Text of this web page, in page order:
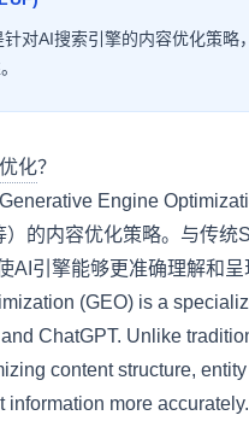
对AI搜索引擎的内容优化策
化？
Engine
的内容优化策略。与传统
AI引擎能够更准确理解和呈
(GEO) is a
ChatGPT. Unlike
content structure,
information more accurately.